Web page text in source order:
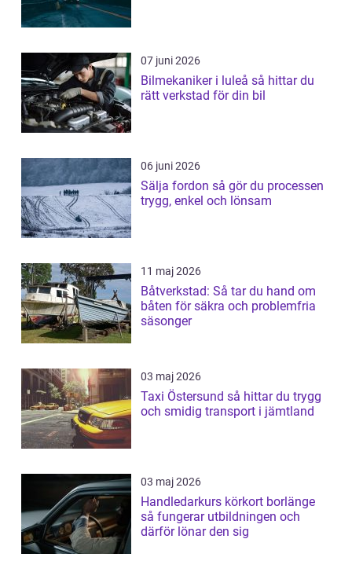
07 juni 2026
Bilmekaniker i luleå så hittar du
rätt verkstad för din bil
06 juni 2026
Sälja fordon så gör du processen
trygg, enkel och lönsam
11 maj 2026
Båtverkstad: Så tar du hand om
båten för säkra och problemfria
säsonger
03 maj 2026
Taxi Östersund så hittar du trygg
och smidig transport i jämtland
03 maj 2026
Handledarkurs körkort borlänge
så fungerar utbildningen och
därför lönar den sig